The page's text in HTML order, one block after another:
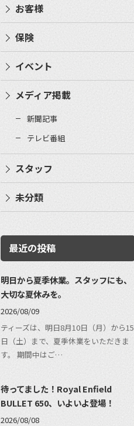
お客様
保険
イベント
メディア掲載
新聞記事
テレビ番組
スタッフ
未分類
最近の投稿
明日から夏季休業。スタッフにも、
大切な夏休みを。
2026/08/09
ティーズは、明日8月10日（月）から15
日（土）まで、夏季休業をいただきま
す。 期間中はご…
待ってました！Royal Enfield
BULLET 650、いよいよ登場！
2026/08/08